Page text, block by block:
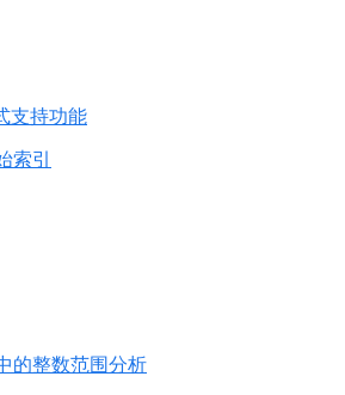
支持功能
索引
的整数范围分析